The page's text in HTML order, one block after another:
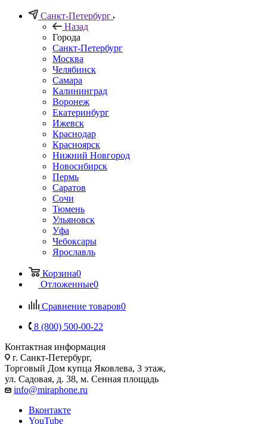
Санкт-Петербург
Назад
Города
Санкт-Петербург
Москва
Челябинск
Самара
Калининград
Воронеж
Екатеринбург
Ижевск
Краснодар
Красноярск
Нижний Новгород
Новосибирск
Пермь
Саратов
Сочи
Тюмень
Ульяновск
Уфа
Чебоксары
Ярославль
Корзина0
Отложенные0
Сравнение товаров0
8 (800) 500-00-22
Контактная информация
г. Санкт-Петербург,
Торговый Дом купца Яковлева, 3 этаж,
ул. Садовая, д. 38, м. Сенная площадь
info@miraphone.ru
Вконтакте
YouTube